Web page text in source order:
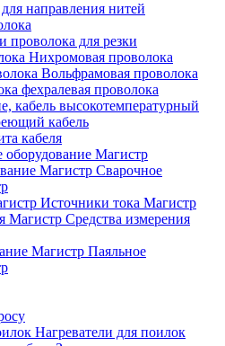
направления нитей
проволока для резки
Нихромовая проволока
Вольфрамовая проволока
фехралевая проволока
кабель высокотемпературный
кабель
кабеля
оборудование Магистр
Сварочное
Источники тока Магистр
Средства измерения
Паяльное
Нагреватели для поилок